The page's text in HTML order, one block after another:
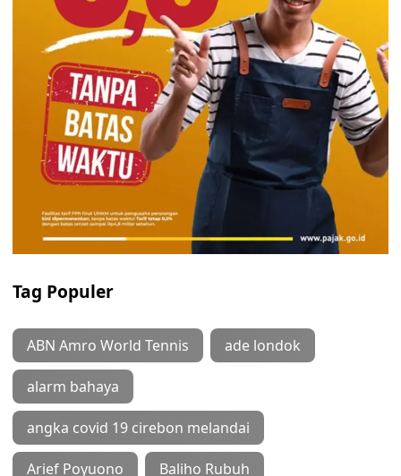
Tag Populer
ABN Amro World Tennis ade londok
alarm bahaya
angka covid 19 cirebon melandai
Arief Poyuono Baliho Rubuh